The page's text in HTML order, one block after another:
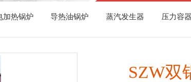
加热锅炉 导热油锅炉 蒸汽发生器 压力容器
SZW双